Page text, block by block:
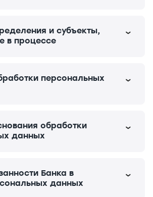
и субъекты,
в процессе
персональных
обработки
данных
Банка в
данных